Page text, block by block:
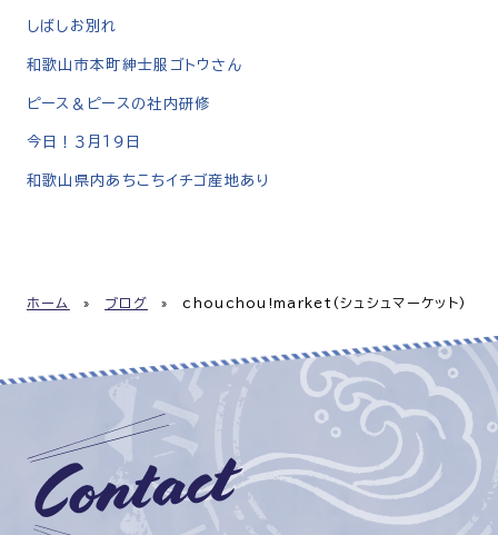
しばしお別れ
和歌山市本町紳士服ゴトウさん
ピース＆ピースの社内研修
今日！３月１９日
和歌山県内あちこちイチゴ産地あり
ホーム » ブログ » chouchou!market(シュシュマーケット)